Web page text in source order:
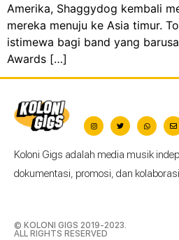
Amerika, Shaggydog kembali
mereka menuju ke Asia timur.
istimewa bagi band yang
Awards […]
Koloni Gigs adalah media musik
dokumentasi, promosi, dan
© KOLONI GIGS 2019-2023.
ALL RIGHTS RESERVED